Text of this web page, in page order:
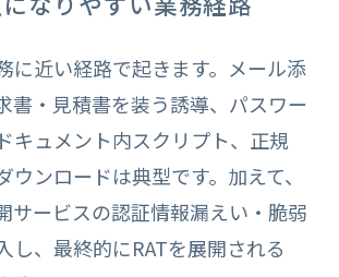
に近い経路で起きます。メール添
書・見積書を装う誘導、パスワー
キュメント内スクリプト、正規
ウンロードは典型です。加えて、
サービスの認証情報漏えい・脆弱
し、最終的にRATを展開される